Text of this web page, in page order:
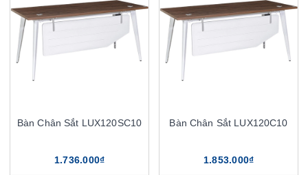
Bàn Chân Sắt LUX120SC10
1.736.000₫
Bàn Chân Sắt LUX120C10
1.853.000₫